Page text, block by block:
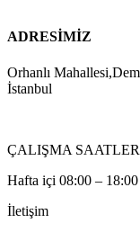
ADRESİMİZ
Orhanlı
İstanbul
ÇALIŞMA
Hafta içi 08:00 –
İletişim